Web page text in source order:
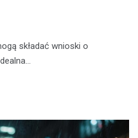
składać wnioski o